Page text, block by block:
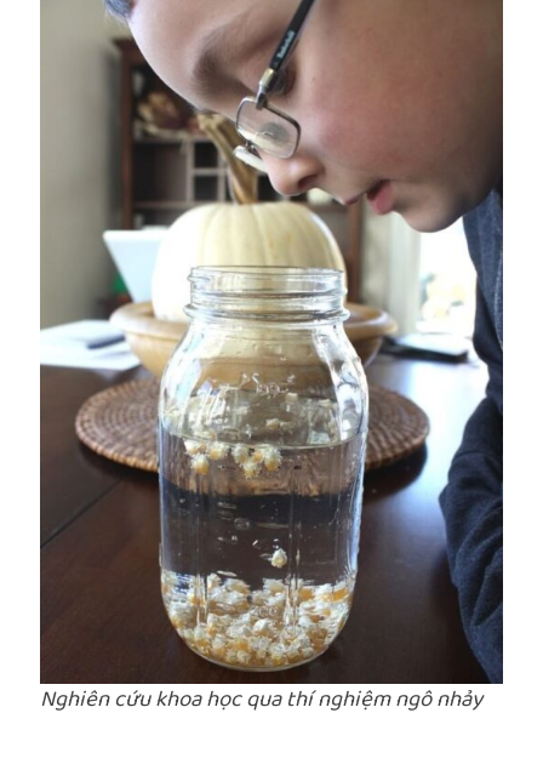
Nghiên cứu khoa học qua thí nghiệm ngô nhảy